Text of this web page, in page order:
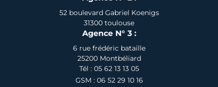
52 boulevard Gabriel Koenigs
31300 toulouse
Agence N° 3 :
6 rue frédéric bataille
25200 Montbéliard
Tél : 05 62 13 13 05
GSM : 06 52 29 10 16